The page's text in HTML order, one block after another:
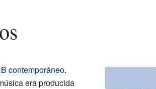
contemporáneo.
era producida